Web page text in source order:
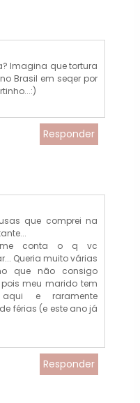
Imagina que tortura
Brasil em seqer por
Responder
que comprei na
me conta o q vc
Queria muito várias
que não consigo
meu marido tem
e raramente
férias (e este ano já
Responder